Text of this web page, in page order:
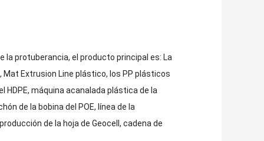
la protuberancia, el producto principal es: La
Extrusion Line plástico, los PP plásticos
HDPE, máquina acanalada plástica de la
de la bobina del POE, línea de la
de la hoja de Geocell, cadena de